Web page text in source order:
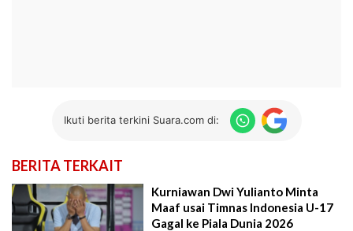
Ikuti berita terkini Suara.com di:
BERITA TERKAIT
Kurniawan Dwi Yulianto Minta
Maaf usai Timnas Indonesia U-17
Gagal ke Piala Dunia 2026